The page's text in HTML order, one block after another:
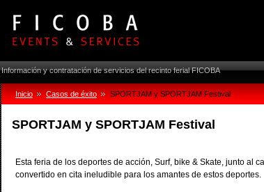
Información y contratación de servicios del recinto ferial FICOBA
Inicio Casos de éxito SPORTJAM y SPORTJAM Festival
SPORTJAM y SPORTJAM Festival
Esta feria de los deportes de acción, Surf, bike & Skate, junto al
convertido en cita ineludible para los amantes de estos deportes.